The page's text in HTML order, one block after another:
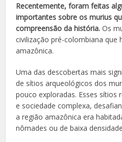
Recentemente, foram feitas
importantes sobre os murius
compreensão da história. Os
civilização pré-colombiana que
amazônica.
Uma das descobertas mais
de sítios arqueológicos dos
pouco exploradas. Esses sítios
e sociedade complexa,
a região amazônica era
nômades ou de baixa